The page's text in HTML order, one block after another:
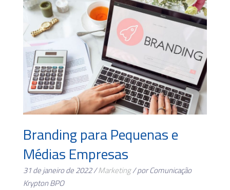
Branding para Pequenas e
Médias Empresas
31 de janeiro de 2022 /Marketing/ por Comunicação
Krypton BPO